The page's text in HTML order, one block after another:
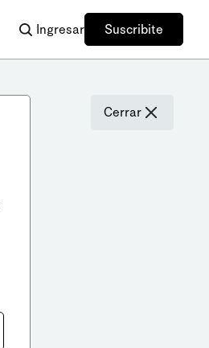
Ingresar Suscribite
Cerrar